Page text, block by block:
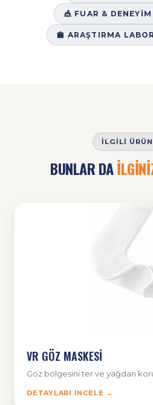
🎪 FUAR &
🏫 ARAŞTIRMA
İLGILI
BUNLAR DA
VR GÖZ MASKESİ
Göz bölgesini ter ve yağdan
DETAYLARI İNCELE →